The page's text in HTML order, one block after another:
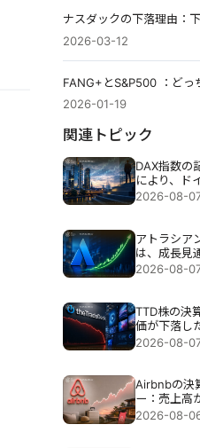
2026-03-12
2026-01-19
関連トピック
DAX指数の
により、ド
目標が引き
2026-08-
アトラシア
は、成長見
かかわらず
2026-08-
TTD株の決
価が下落し
億ドル売上
2026-08-
Airbnbの決
ー：売上高
ても、
2026-08-